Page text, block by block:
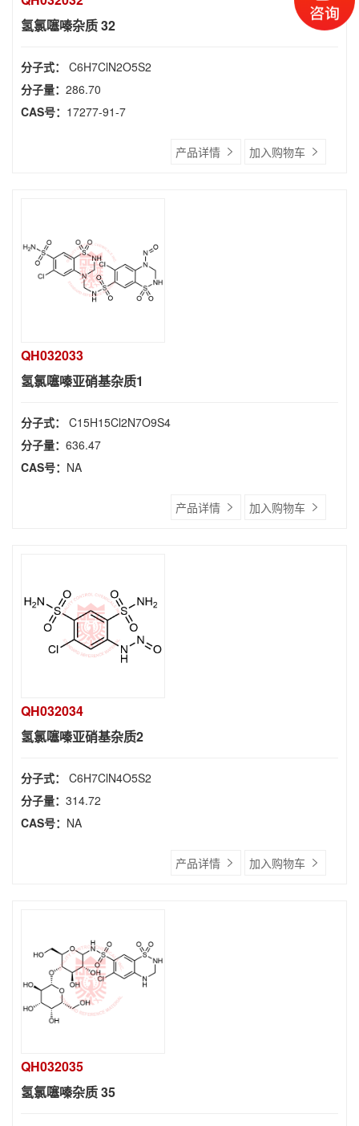
氢氯噻嗪杂质 32
分子式： C6H7ClN2O5S2
分子量： 286.70
CAS号： 17277-91-7
产品详情 加入购物车
QH032033
氢氯噻嗪亚硝基杂质1
分子式： C15H15Cl2N7O9S4
分子量： 636.47
CAS号： NA
产品详情 加入购物车
QH032034
氢氯噻嗪亚硝基杂质2
分子式： C6H7ClN4O5S2
分子量： 314.72
CAS号： NA
产品详情 加入购物车
QH032035
氢氯噻嗪杂质 35